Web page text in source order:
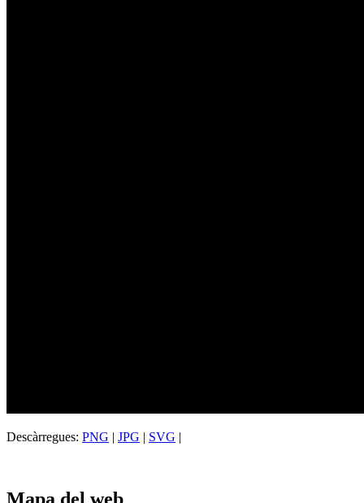
Descàrregues: PNG | JPG | SVG |
Mapa del web